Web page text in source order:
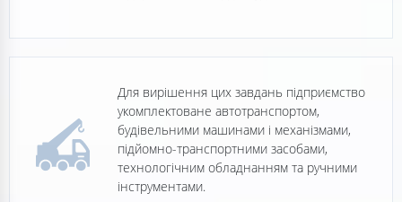
Для вирішення цих завдань підприємство
укомплектоване автотранспортом,
будівельними машинами і механізмами,
підйомно-транспортними засобами,
технологічним обладнанням та ручними
інструментами.